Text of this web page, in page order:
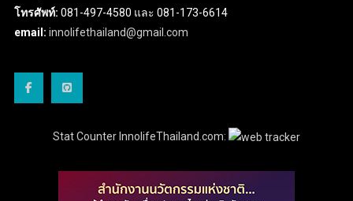
โทรศัพท์: 081-497-4580 และ 081-173-6614
email: innolifethailand@gmail.com
Stat Counter InnolifeThailand.com: